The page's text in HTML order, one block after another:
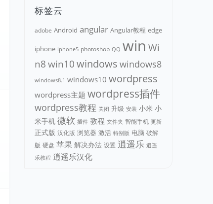
标签云
adobe Android angular Angular教程 edge
iphone iphone5 photoshop QQ win Wi
n8win10windows windows8
windows8.1 windows10 wordpress
wordpress主题 wordpress插件
wordpress教程 关闭 升级 安装 小米 小
米手机 微软 插件 教程 文件夹 智能手机 更新
正式版 汉化版 浏览器 激活 特别版 电脑 破解
版 硬盘 苹果 解决办法 设置 逍遥乐 逍遥
乐教程 逍遥乐汉化